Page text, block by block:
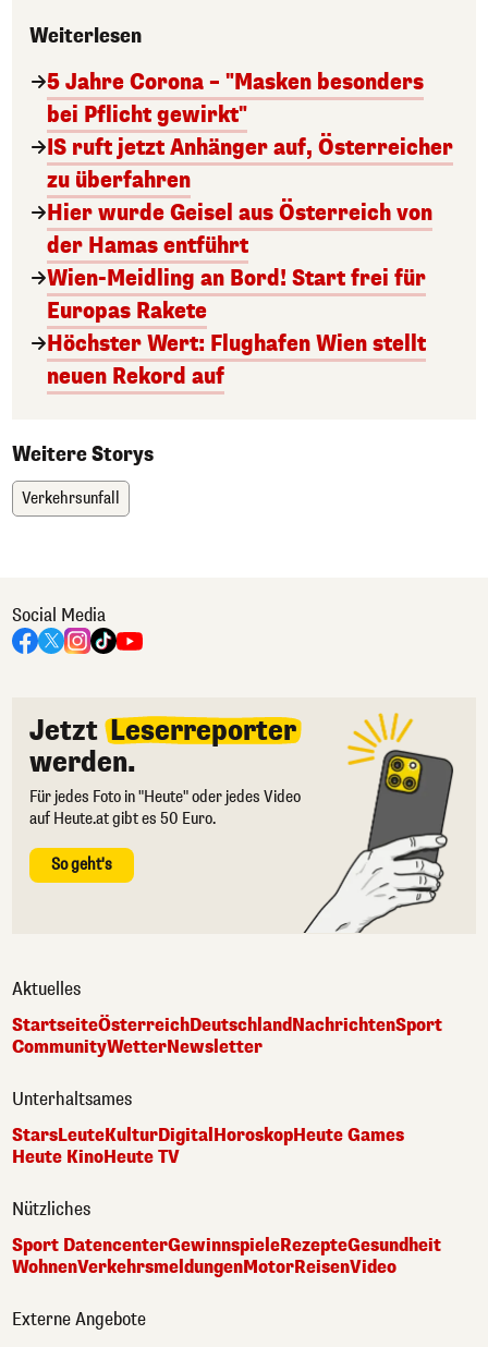
Weiterlesen
5 Jahre Corona – "Masken besonders
bei Pflicht gewirkt"
IS ruft jetzt Anhänger auf, Österreicher
zu überfahren
Hier wurde Geisel aus Österreich von
der Hamas entführt
Wien-Meidling an Bord! Start frei für
Europas Rakete
Höchster Wert: Flughafen Wien stellt
neuen Rekord auf
Weitere Storys
Verkehrsunfall
Social Media
Jetzt Leserreporter
werden.
Für jedes Foto in "Heute" oder jedes Video
auf Heute.at gibt es 50 Euro.
So geht's
Aktuelles
StartseiteÖsterreichDeutschlandNachrichtenSport
CommunityWetterNewsletter
Unterhaltsames
StarsLeuteKulturDigital HoroskopHeute Games
Heute KinoHeute TV
Nützliches
Sport DatencenterGewinnspieleRezepteGesundheit
WohnenVerkehrsmeldungenMotorReisenVideo
Externe Angebote